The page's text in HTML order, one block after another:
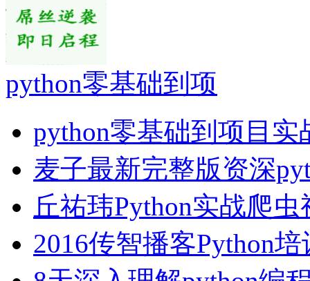
python零基础到项
python零基础到项目实
麦子最新完整版资深
丘祐玮Python实战爬虫
2016传智播客Python